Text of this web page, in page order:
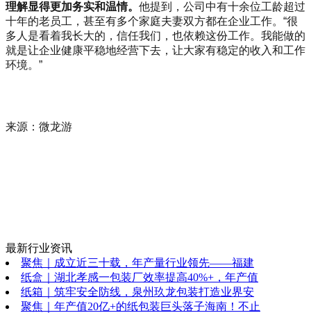
理解显得更加务实和温情。 他提到，公司中有十余位工龄超过
十年的老员工，甚至有多个家庭夫妻双方都在企业工作。“很
多人是看着我长大的，信任我们，也依赖这份工作。我能做的
就是让企业健康平稳地经营下去，让大家有稳定的收入和工作
环境。”
来源：微龙游
最新行业资讯
聚焦｜成立近三十载，年产量行业领先——福建
纸盒｜湖北孝感一包装厂效率提高40%+，年产值
纸箱｜筑牢安全防线，泉州玖龙包装打造业界安
聚焦｜年产值20亿+的纸包装巨头落子海南！不止